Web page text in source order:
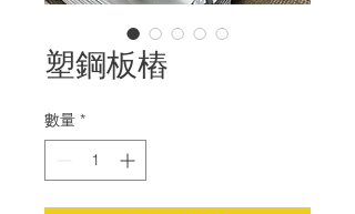
塑鋼板樁
數量 *